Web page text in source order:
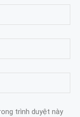
trình duyệt này